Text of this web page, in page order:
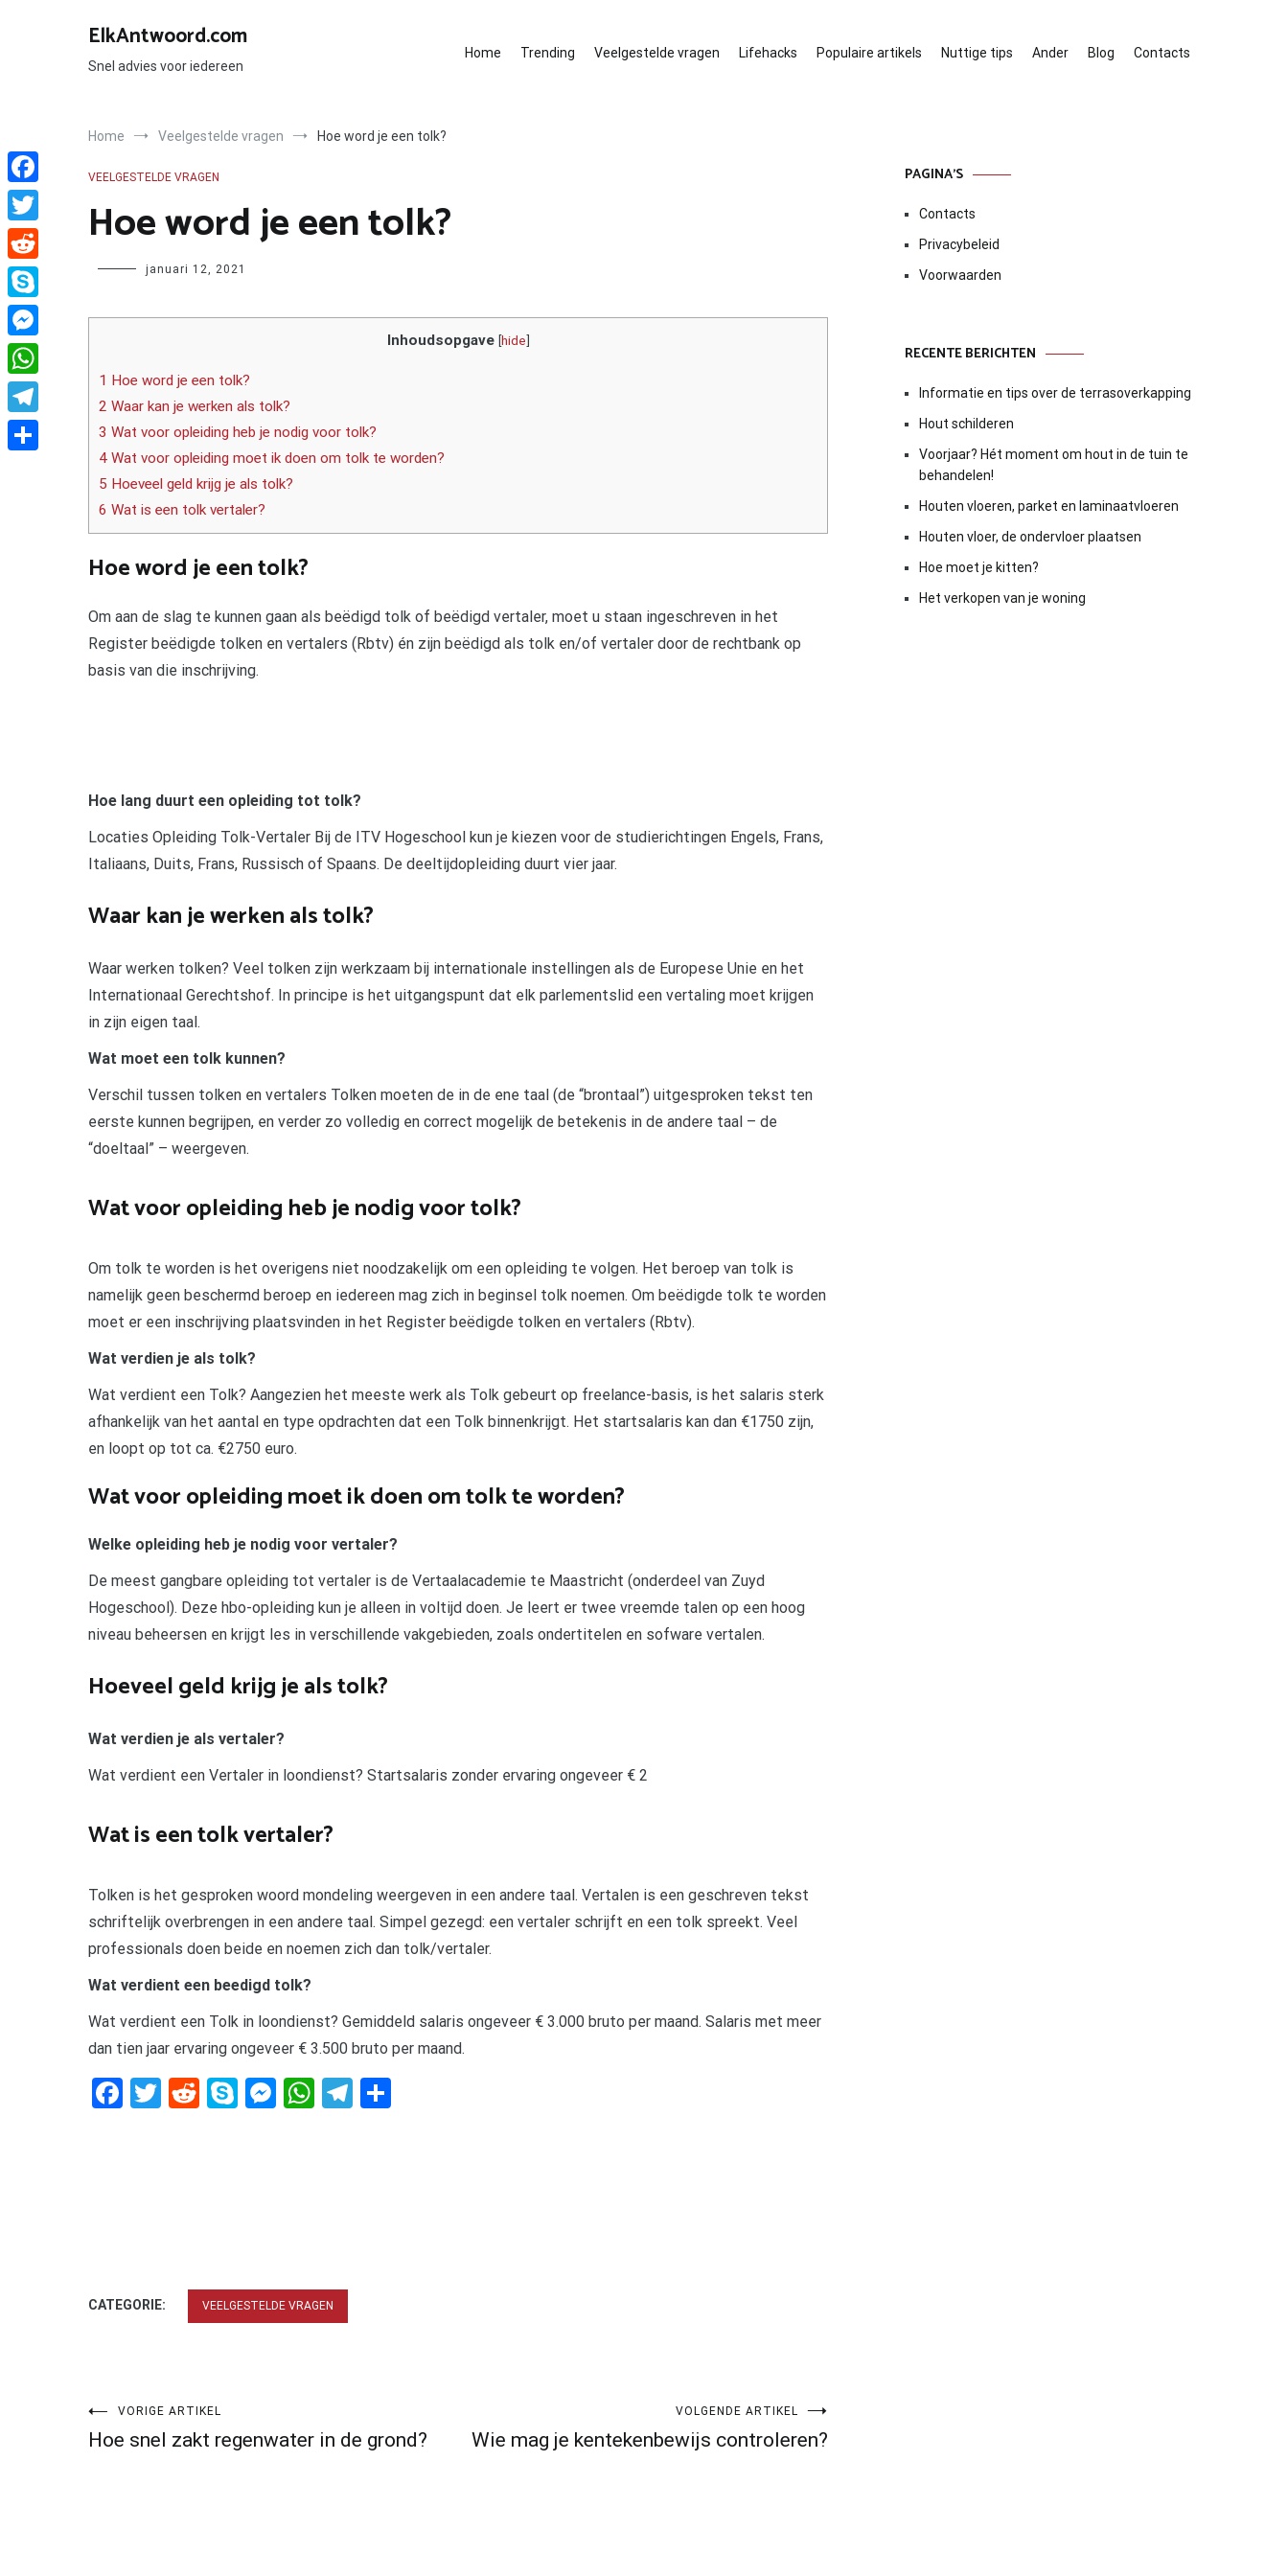
ElkAntwoord.com
Snel advies voor iedereen
Home Trending Veelgestelde vragen Lifehacks Populaire artikels Nuttige tips Ander Blog Contacts
Home Veelgestelde vragen Hoe word je een tolk?
VEELGESTELDE VRAGEN
Hoe word je een tolk?
Author januari 12, 2021
Inhoudsopgave [hide]
1 Hoe word je een tolk?
2 Waar kan je werken als tolk?
3 Wat voor opleiding heb je nodig voor tolk?
4 Wat voor opleiding moet ik doen om tolk te worden?
5 Hoeveel geld krijg je als tolk?
6 Wat is een tolk vertaler?
Hoe word je een tolk?
Om aan de slag te kunnen gaan als beëdigd tolk of beëdigd vertaler, moet u staan ingeschreven in het
Register beëdigde tolken en vertalers (Rbtv) én zijn beëdigd als tolk en/of vertaler door de rechtbank op
basis van die inschrijving.
Hoe lang duurt een opleiding tot tolk?
Locaties Opleiding Tolk-Vertaler Bij de ITV Hogeschool kun je kiezen voor de studierichtingen Engels, Frans,
Italiaans, Duits, Frans, Russisch of Spaans. De deeltijdopleiding duurt vier jaar.
Waar kan je werken als tolk?
Waar werken tolken? Veel tolken zijn werkzaam bij internationale instellingen als de Europese Unie en het
Internationaal Gerechtshof. In principe is het uitgangspunt dat elk parlementslid een vertaling moet krijgen
in zijn eigen taal.
Wat moet een tolk kunnen?
Verschil tussen tolken en vertalers Tolken moeten de in de ene taal (de “brontaal”) uitgesproken tekst ten
eerste kunnen begrijpen, en verder zo volledig en correct mogelijk de betekenis in de andere taal – de
“doeltaal” – weergeven.
Wat voor opleiding heb je nodig voor tolk?
Om tolk te worden is het overigens niet noodzakelijk om een opleiding te volgen. Het beroep van tolk is
namelijk geen beschermd beroep en iedereen mag zich in beginsel tolk noemen. Om beëdigde tolk te worden
moet er een inschrijving plaatsvinden in het Register beëdigde tolken en vertalers (Rbtv).
Wat verdien je als tolk?
Wat verdient een Tolk? Aangezien het meeste werk als Tolk gebeurt op freelance-basis, is het salaris sterk
afhankelijk van het aantal en type opdrachten dat een Tolk binnenkrijgt. Het startsalaris kan dan €1750 zijn,
en loopt op tot ca. €2750 euro.
Wat voor opleiding moet ik doen om tolk te worden?
Welke opleiding heb je nodig voor vertaler?
De meest gangbare opleiding tot vertaler is de Vertaalacademie te Maastricht (onderdeel van Zuyd
Hogeschool). Deze hbo-opleiding kun je alleen in voltijd doen. Je leert er twee vreemde talen op een hoog
niveau beheersen en krijgt les in verschillende vakgebieden, zoals ondertitelen en sofware vertalen.
Hoeveel geld krijg je als tolk?
Wat verdien je als vertaler?
Wat verdient een Vertaler in loondienst? Startsalaris zonder ervaring ongeveer € 2
Wat is een tolk vertaler?
Tolken is het gesproken woord mondeling weergeven in een andere taal. Vertalen is een geschreven tekst
schriftelijk overbrengen in een andere taal. Simpel gezegd: een vertaler schrijft en een tolk spreekt. Veel
professionals doen beide en noemen zich dan tolk/vertaler.
Wat verdient een beedigd tolk?
Wat verdient een Tolk in loondienst? Gemiddeld salaris ongeveer € 3.000 bruto per maand. Salaris met meer
dan tien jaar ervaring ongeveer € 3.500 bruto per maand.
Facebook
Twitter
RedditSkypeMessenger
WhatsApp
Telegram
CATEGORIE: VEELGESTELDE VRAGEN
Bericht
navigatie
VORIGE ARTIKEL
Hoe snel zakt regenwater in de grond?
VOLGENDE ARTIKEL
Wie mag je kentekenbewijs controleren?
PAGINA’S
Contacts
Privacybeleid
Voorwaarden
RECENTE BERICHTEN
Informatie en tips over de terrasoverkapping
Hout schilderen
Voorjaar? Hét moment om hout in de tuin te
behandelen!
Houten vloeren, parket en laminaatvloeren
Houten vloer, de ondervloer plaatsen
Hoe moet je kitten?
Het verkopen van je woning
Facebook
Twitter
Reddit
Skype
Messenger
WhatsApp
Telegram